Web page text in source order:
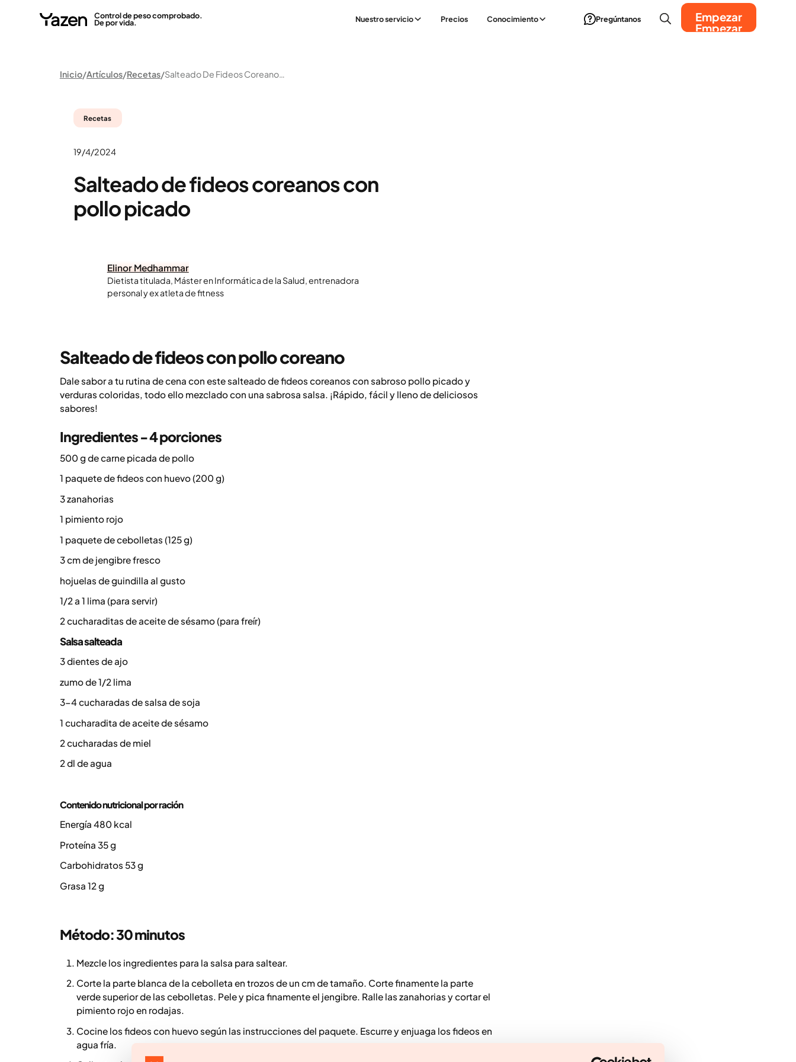
Control de peso comprobado.
De por vida. Nuestro servicio Precios Conocimiento Pregúntanos
Empezar
Empezar
Inicio Artículos Recetas Salteado De Fideos Coreanos Con Pollo Picado
Recetas
19/4/2024
Salteado de fideos coreanos con
pollo picado
Elinor Medhammar
Dietista titulada, Máster en Informática de la Salud, entrenadora
personal y ex atleta de fitness
Salteado de fideos con pollo coreano
Dale sabor a tu rutina de cena con este salteado de fideos coreanos con sabroso pollo picado y
verduras coloridas, todo ello mezclado con una sabrosa salsa. ¡Rápido, fácil y lleno de deliciosos
sabores!
Ingredientes - 4 porciones
500 g de carne picada de pollo
1 paquete de fideos con huevo (200 g)
3 zanahorias
1 pimiento rojo
1 paquete de cebolletas (125 g)
3 cm de jengibre fresco
hojuelas de guindilla al gusto
1/2 a 1 lima (para servir)
2 cucharaditas de aceite de sésamo (para freír)
Salsa salteada
3 dientes de ajo
zumo de 1/2 lima
3-4 cucharadas de salsa de soja
1 cucharadita de aceite de sésamo
2 cucharadas de miel
2 dl de agua
Contenido nutricional por ración
Energía 480 kcal
Proteína 35 g
Carbohidratos 53 g
Grasa 12 g
Método: 30 minutos
Mezcle los ingredientes para la salsa para saltear.
Corte la parte blanca de la cebolleta en trozos de un cm de tamaño. Corte finamente la parte
verde superior de las cebolletas. Pele y pica finamente el jengibre. Ralle las zanahorias y cortar el
pimiento rojo en rodajas.
Cocine los fideos con huevo según las instrucciones del paquete. Escurre y enjuaga los fideos en
agua fría.